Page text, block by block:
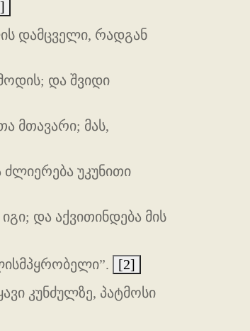
დამცველი, რადგან
და შვიდი
მთავარი; მას,
უკუნითი
და აქვითინდება მის
[2]
კუნძულზე, პატმოსი